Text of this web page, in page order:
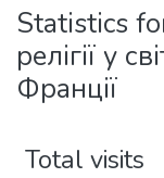
Collections
All of DSpace
Statistics
релігії у
Франції
Total visits